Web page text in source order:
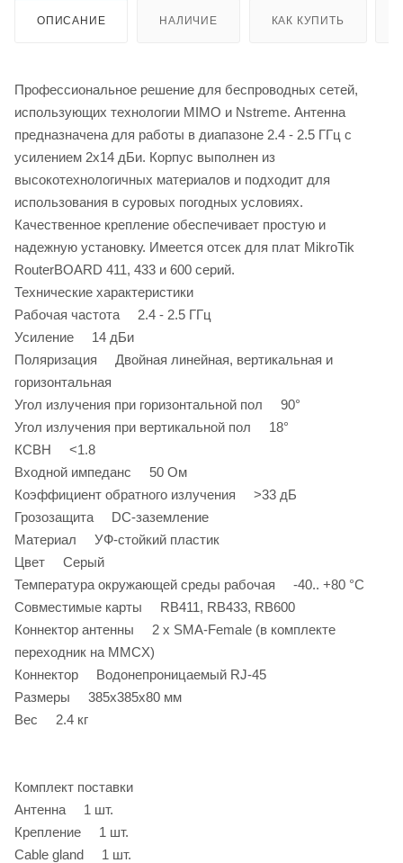
ОПИСАНИЕ НАЛИЧИЕ КАК КУПИТЬ
Профессиональное решение для беспроводных сетей,
использующих технологии MIMO и Nstreme. Антенна
предназначена для работы в диапазоне 2.4 - 2.5 ГГц с
усилением 2х14 дБи. Корпус выполнен из
высокотехнологичных материалов и подходит для
использования в суровых погодных условиях.
Качественное крепление обеспечивает простую и
надежную установку. Имеется отсек для плат MikroTik
RouterBOARD 411, 433 и 600 серий.
Технические характеристики
Рабочая частота 2.4 - 2.5 ГГц
Усиление 14 дБи
Поляризация Двойная линейная, вертикальная и
горизонтальная
Угол излучения при горизонтальной пол 90°
Угол излучения при вертикальной пол 18°
КСВН <1.8
Входной импеданс 50 Ом
Коэффициент обратного излучения >33 дБ
Грозозащита DC-заземление
Материал УФ-стойкий пластик
Цвет Серый
Температура окружающей среды рабочая -40.. +80 °C
Совместимые карты RB411, RB433, RB600
Коннектор антенны 2 x SMA-Female (в комплекте
переходник на MMCX)
Коннектор Водонепроницаемый RJ-45
Размеры 385x385x80 мм
Вес 2.4 кг
Комплект поставки
Антенна 1 шт.
Крепление 1 шт.
Cable gland 1 шт.